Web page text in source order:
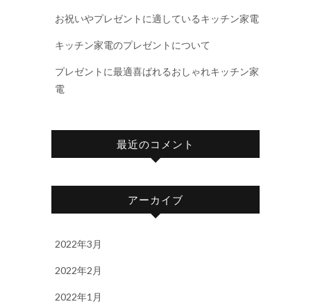
お祝いやプレゼントに適しているキッチン家電
キッチン家電のプレゼントについて
プレゼントに最適喜ばれるおしゃれキッチン家
電
最近のコメント
アーカイブ
2022年3月
2022年2月
2022年1月